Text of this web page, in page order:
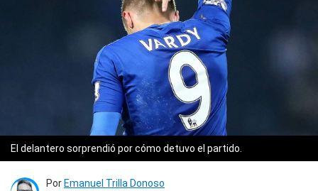
El delantero sorprendió por cómo detuvo el partido.
Por Emanuel Trilla Donoso